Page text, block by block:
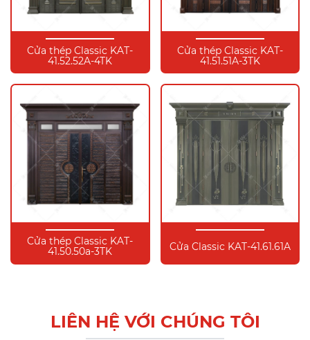
Cửa thép Classic KAT-
41.52.52A-4TK
Cửa thép Classic KAT-
41.51.51A-3TK
Cửa thép Classic KAT-
41.50.50a-3TK
Cửa Classic KAT-41.61.61A
LIÊN HỆ VỚI CHÚNG TÔI